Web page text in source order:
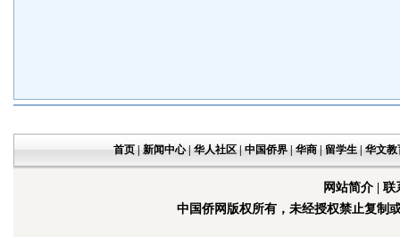
首页| 新闻中心| 华人社区| 中国侨界| 华商| 留学生| 华文教
网站简介| 联
中国侨网版权所有，未经授权禁止复制